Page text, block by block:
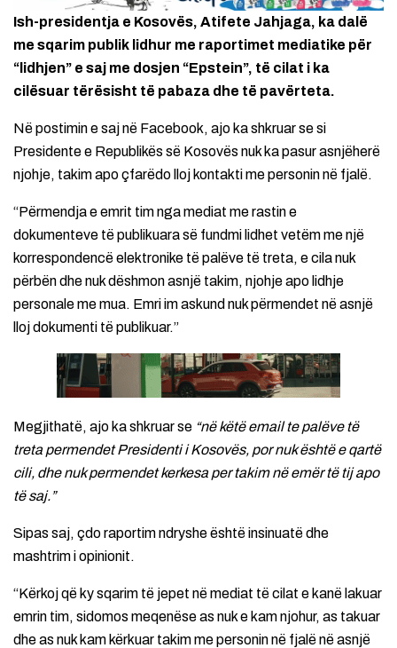
Ish-presidentja e Kosovës, Atifete Jahjaga, ka dalë
me sqarim publik lidhur me raportimet mediatike për
“lidhjen” e saj me dosjen “Epstein”, të cilat i ka
cilësuar tërësisht të pabaza dhe të pavërteta.
Në postimin e saj në Facebook, ajo ka shkruar se si
Presidente e Republikës së Kosovës nuk ka pasur asnjëherë
njohje, takim apo çfarëdo lloj kontakti me personin në fjalë.
“Përmendja e emrit tim nga mediat me rastin e
dokumenteve të publikuara së fundmi lidhet vetëm me një
korrespondencë elektronike të palëve të treta, e cila nuk
përbën dhe nuk dëshmon asnjë takim, njohje apo lidhje
personale me mua. Emri im askund nuk përmendet në asnjë
lloj dokumenti të publikuar.”
Megjithatë, ajo ka shkruar se “në këtë email te palëve të
treta permendet Presidenti i Kosovës, por nuk është e qartë
cili, dhe nuk permendet kerkesa per takim në emër të tij apo
të saj.”
Sipas saj, çdo raportim ndryshe është insinuatë dhe
mashtrim i opinionit.
“Kërkoj që ky sqarim të jepet në mediat të cilat e kanë lakuar
emrin tim, sidomos meqenëse as nuk e kam njohur, as takuar
dhe as nuk kam kërkuar takim me personin në fjalë në asnjë